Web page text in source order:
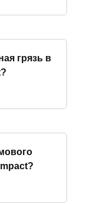
грязь в